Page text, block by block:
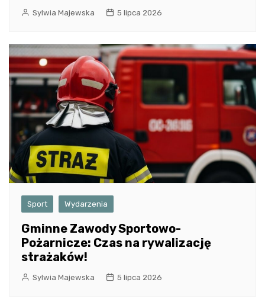
Sylwia Majewska 5 lipca 2026
Sport Wydarzenia
Gminne Zawody Sportowo-
Pożarnicze: Czas na rywalizację
strażaków!
Sylwia Majewska 5 lipca 2026